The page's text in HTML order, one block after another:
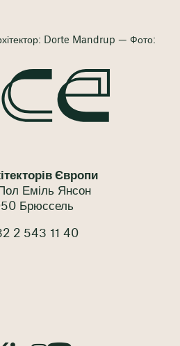
Dorte Mandrup — Фото:
Європи
Еміль Янсон
Брюссель
2 543 11 40